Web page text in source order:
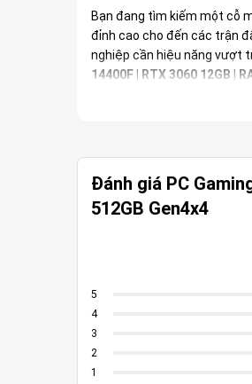
Bạn đang tìm kiếm một cỗ
đỉnh cao cho đến các trận
nghiệp cần hiệu năng vượt
14400F | RTX 3060 12GB |
nghiệm gaming và làm
Đánh giá PC
512GB Gen4x4
5
4
3
2
1